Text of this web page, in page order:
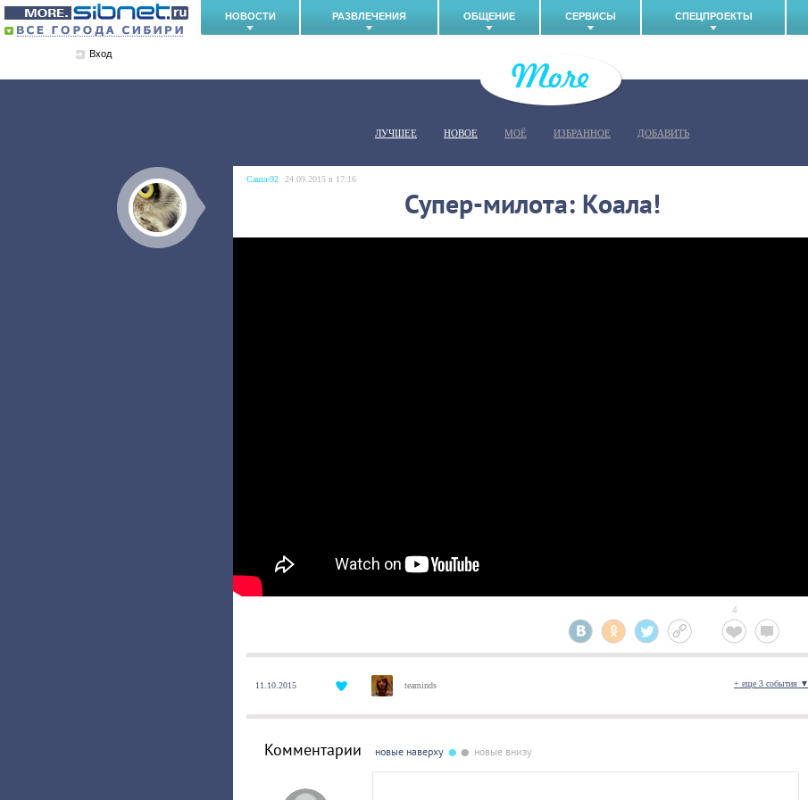
НОВОСТИ РАЗВЛЕЧЕНИЯ ОБЩЕНИЕ СЕРВИСЫ СПЕЦПРОЕКТЫ
Вход
ЛУЧШЕЕ НОВОЕ МОЁ ИЗБРАННОЕ ДОБАВИТЬ
Саша-92 24.09.2015 в 17:16
Супер-милота: Коала!
4
11.10.2015 teaminds + еще 3 события ▼
Комментарии новые наверху •• новые внизу